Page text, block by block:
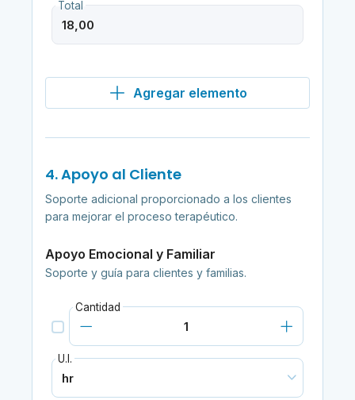
Total
Agregar elemento
4. Apoyo al Cliente
Soporte adicional proporcionado a los clientes
para mejorar el proceso terapéutico.
Apoyo Emocional y Familiar
Soporte y guía para clientes y familias.
Cantidad
U.I.